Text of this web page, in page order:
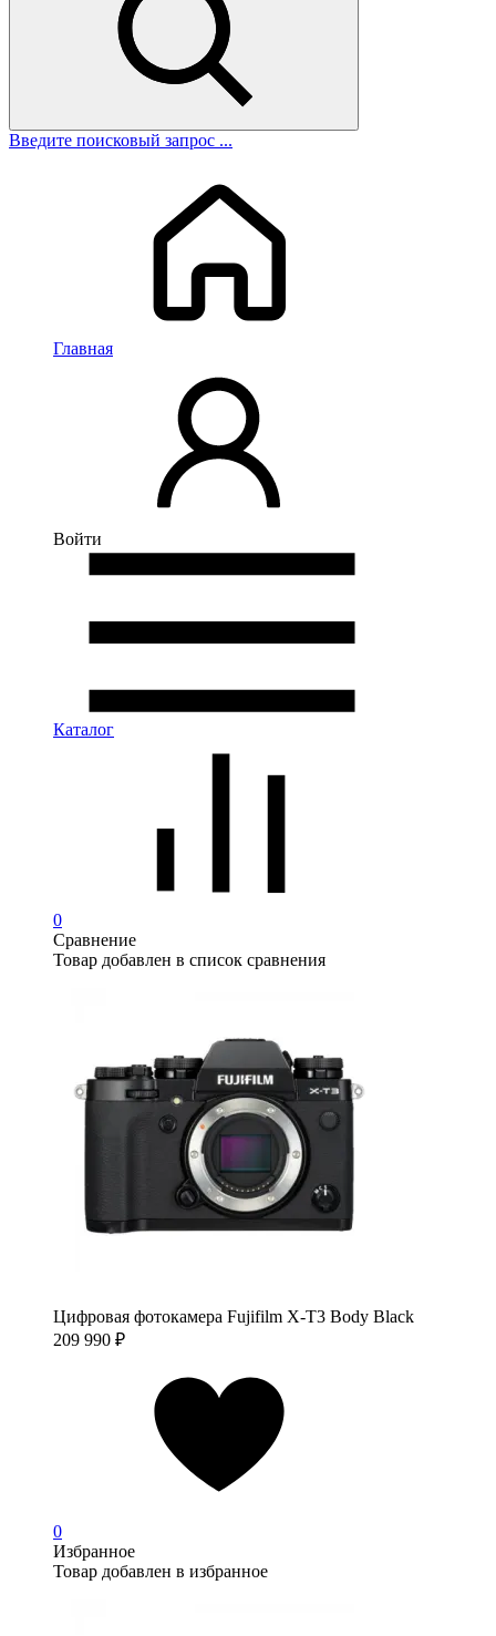
Введите поисковый запрос ...
Главная
Войти
Каталог
0
Сравнение
Товар добавлен в список сравнения
Цифровая фотокамера Fujifilm X-T3 Body Black
209 990 ₽
0
Избранное
Товар добавлен в избранное